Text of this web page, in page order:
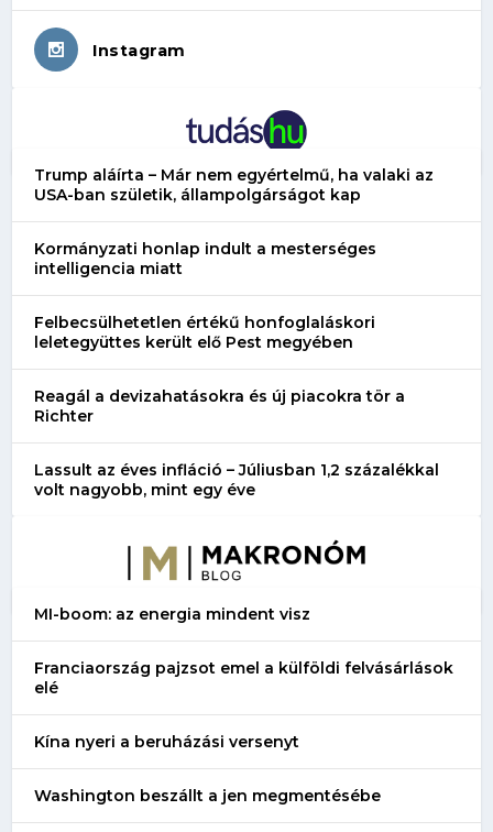
Instagram
Trump aláírta – Már nem egyértelmű, ha valaki az
USA-ban születik, állampolgárságot kap
Kormányzati honlap indult a mesterséges
intelligencia miatt
Felbecsülhetetlen értékű honfoglaláskori
leletegyüttes került elő Pest megyében
Reagál a devizahatásokra és új piacokra tör a
Richter
Lassult az éves infláció – Júliusban 1,2 százalékkal
volt nagyobb, mint egy éve
MI-boom: az energia mindent visz
Franciaország pajzsot emel a külföldi felvásárlások
elé
Kína nyeri a beruházási versenyt
Washington beszállt a jen megmentésébe